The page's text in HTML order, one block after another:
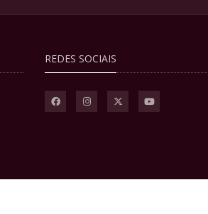
REDES SOCIAIS